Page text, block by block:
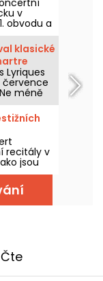
v
obvodu a
hudební
klasické
Lyriques
července
méně
recitály v
jsou
Germain-
Roule, až